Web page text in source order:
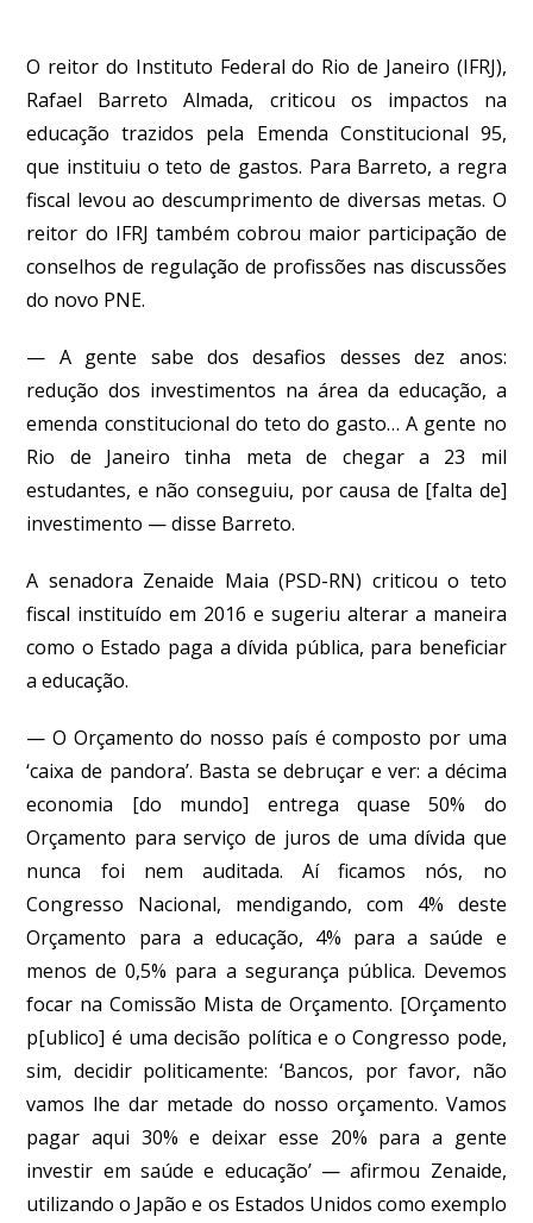
O reitor do Instituto Federal do Rio de Janeiro (IFRJ),
Rafael Barreto Almada, criticou os impactos na
educação trazidos pela Emenda Constitucional 95,
que instituiu o teto de gastos. Para Barreto, a regra
fiscal levou ao descumprimento de diversas metas. O
reitor do IFRJ também cobrou maior participação de
conselhos de regulação de profissões nas discussões
do novo PNE.
— A gente sabe dos desafios desses dez anos:
redução dos investimentos na área da educação, a
emenda constitucional do teto do gasto… A gente no
Rio de Janeiro tinha meta de chegar a 23 mil
estudantes, e não conseguiu, por causa de [falta de]
investimento — disse Barreto.
A senadora Zenaide Maia (PSD-RN) criticou o teto
fiscal instituído em 2016 e sugeriu alterar a maneira
como o Estado paga a dívida pública, para beneficiar
a educação.
— O Orçamento do nosso país é composto por uma
‘caixa de pandora’. Basta se debruçar e ver: a décima
economia [do mundo] entrega quase 50% do
Orçamento para serviço de juros de uma dívida que
nunca foi nem auditada. Aí ficamos nós, no
Congresso Nacional, mendigando, com 4% deste
Orçamento para a educação, 4% para a saúde e
menos de 0,5% para a segurança pública. Devemos
focar na Comissão Mista de Orçamento. [Orçamento
p[ublico] é uma decisão política e o Congresso pode,
sim, decidir politicamente: ‘Bancos, por favor, não
vamos lhe dar metade do nosso orçamento. Vamos
pagar aqui 30% e deixar esse 20% para a gente
investir em saúde e educação’ — afirmou Zenaide,
utilizando o Japão e os Estados Unidos como exemplo